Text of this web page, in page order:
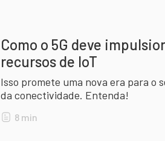
Como o 5G deve
recursos de IoT
Isso promete uma nova era para o
da conectividade. Entenda!
8 min